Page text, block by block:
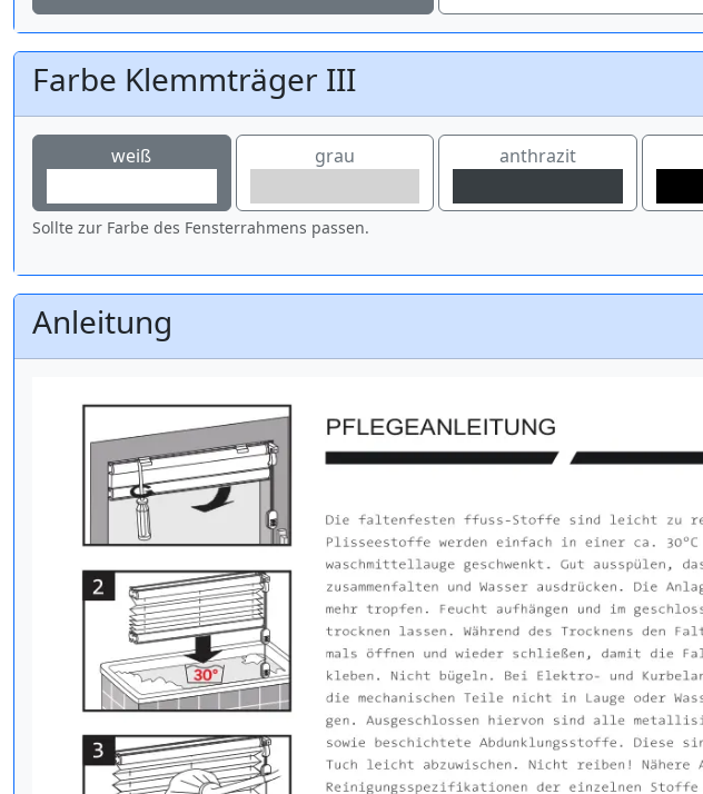
Farbe Klemmträger III
weiß grau anthrazit
Sollte zur Farbe des Fensterrahmens passen.
Anleitung